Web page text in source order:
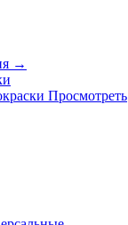
→
Просмотреть